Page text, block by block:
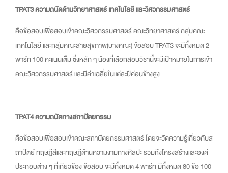
TPAT3 ความถนัดด้านวิทยาศาสตร์ เทคโนโลยี และวิศวกรรมศาสตร์
คือข้อสอบเพื่อสอบเข้าคณะวิศวกรรมศาสตร์ คณะวิทยาศาสตร์ กลุ่มคณะ
เทคโนโลยี และกลุ่มคณะสายสุขภาพ(บางคณะ) ข้อสอบ TPAT3 จะมีทั้งหมด 2
พาร์ท 100 คะแนนเต็ม ซึ่งหลัก ๆ น้องที่เลือกสอบวิชานี้จะมีเป้าหมายในการเข้า
คณะวิศวกรรมศาสตร์ และมีค่าเฉลี่ยในแต่ละปีค่อนข้างสูง
TPAT4 ความถนัดทางสถาปัตยกรรม
คือข้อสอบเพื่อสอบเข้าคณะสถาปัตยกรรมศาสตร์ โดยจะวัดความรู้เกี่ยวกับส
ถาปัตย์ ทฤษฎีสีและทฤษฎีด้านความงามทางศิลปะ รวมถึงโครงสร้างและองค์
ประกอบต่าง ๆ ที่เกียวข้อง ข้อสอบ จะมีทั้งหมด 4 พาร์ท มีทั้งหมด 80 ข้อ 100